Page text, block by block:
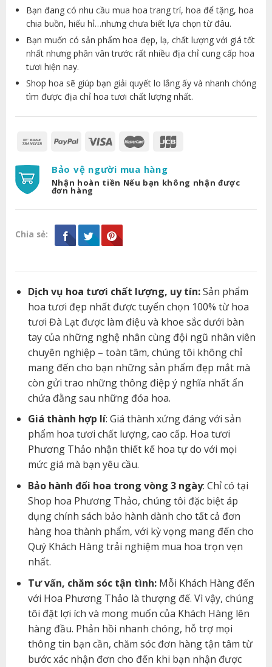
Bạn đang có nhu cầu mua hoa trang trí, hoa để tặng, hoa
chia buồn, hiếu hỉ…nhưng chưa biết lựa chọn từ đâu.
Bạn muốn có sản phẩm hoa đẹp, lạ, chất lượng với giá tốt
nhất nhưng phân vân trước rất nhiều địa chỉ cung cấp hoa
tươi hiện nay.
Shop hoa sẽ giúp bạn giải quyết lo lắng ấy và nhanh chóng
tìm được địa chỉ hoa tươi chất lượng nhất.
Bảo vệ người mua hàng
Nhận hoàn tiền Nếu bạn không nhận được
đơn hàng
Chia sẻ:
Dịch vụ hoa tươi chất lượng, uy tín:Sản phẩm
hoa tươi đẹp nhất được tuyển chọn 100% từ hoa
tươi Đà Lạt được làm điệu và khoe sắc dưới bàn
tay của những nghệ nhân cùng đội ngũ nhân viên
chuyên nghiệp – toàn tâm, chúng tôi không chỉ
mang đến cho bạn những sản phẩm đẹp mắt mà
còn gửi trao những thông điệp ý nghĩa nhất ẩn
chứa đằng sau những đóa hoa.
Giá thành hợp lí: Giá thành xứng đáng với sản
phẩm hoa tươi chất lượng, cao cấp. Hoa tươi
Phương Thảo nhận thiết kế hoa tự do với mọi
mức giá mà bạn yêu cầu.
Bảo hành đổi hoa trong vòng 3 ngày: Chỉ có tại
Shop hoa Phương Thảo, chúng tôi đặc biệt áp
dụng chính sách bảo hành dành cho tất cả đơn
hàng hoa thành phẩm, với kỳ vọng mang đến cho
Quý Khách Hàng trải nghiệm mua hoa trọn vẹn
nhất.
Tư vấn, chăm sóc tận tình:Mỗi Khách Hàng đến
với Hoa Phương Thảo là thượng đế. Vì vậy, chúng
tôi đặt lợi ích và mong muốn của Khách Hàng lên
hàng đầu. Phản hồi nhanh chóng, hỗ trợ mọi
thông tin bạn cần, chăm sóc đơn hàng tận tâm từ
bước xác nhận đơn cho đến khi bạn nhận được